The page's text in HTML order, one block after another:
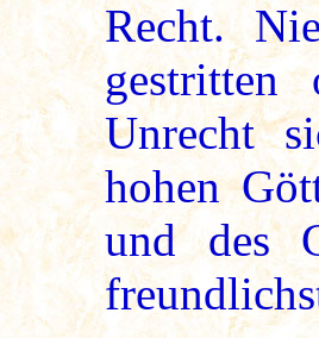
Recht.
gestritten
Unrecht
hohen
und des